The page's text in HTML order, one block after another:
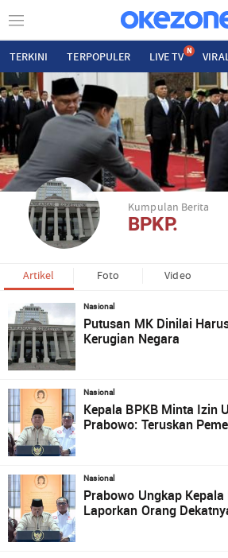
TERKINI TERPOPULER LIVE TV N VIRAL
Kumpulan Berita
BPKP.
Artikel Foto Video
Nasional
Putusan MK Dinilai
Kerugian Negara
Nasional
Kepala BPKB Minta Izin
Prabowo: Teruskan
Nasional
Prabowo Ungkap Kepala
Laporkan Orang